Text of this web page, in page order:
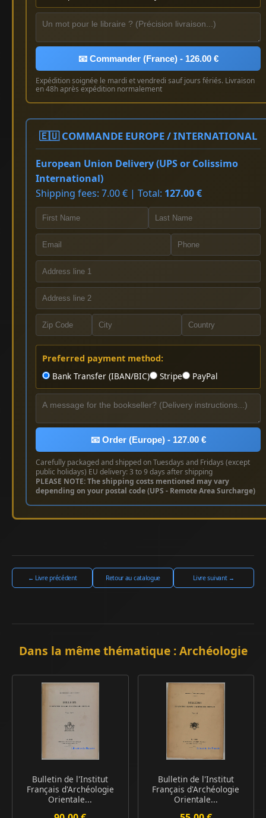
📧 Commander (France) - 126.00 €
Expédition soignée le mardi et vendredi sauf jours fériés. Livraison
en 48h après expédition normalement
🇪🇺 COMMANDE EUROPE / INTERNATIONAL
European Union Delivery (UPS or Colissimo
International)
Shipping fees: 7.00 € | Total: 127.00 €
Preferred payment method:
Bank Transfer (IBAN/BIC)
Stripe PayPal
📧 Order (Europe) - 127.00 €
Carefully packaged and shipped on Tuesdays and Fridays (except
public holidays) EU delivery: 3 to 9 days after shipping
PLEASE NOTE: The shipping costs mentioned may vary
depending on your postal code (UPS - Remote Area Surcharge)
← Livre précédent Retour au catalogue Livre suivant →
Dans la même thématique : Archéologie
Bulletin de l'Institut
Français d'Archéologie
Orientale...
Bulletin de l'Institut
Français d'Archéologie
Orientale...